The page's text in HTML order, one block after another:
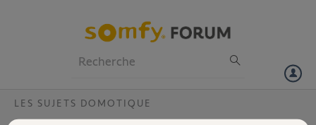
Volet
LES SUJETS DOMOTIQUE